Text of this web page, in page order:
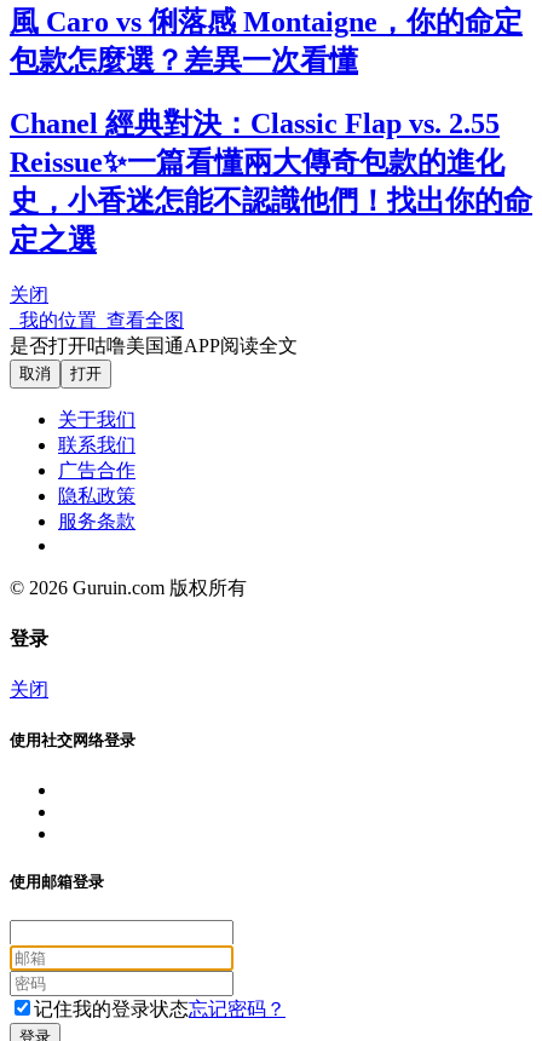
風 Caro vs 俐落感 Montaigne，你的命定
包款怎麼選？差異一次看懂
Chanel 經典對決：Classic Flap vs. 2.55
Reissue✨一篇看懂兩大傳奇包款的進化
史，小香迷怎能不認識他們！找出你的命
定之選
关闭
我的位置 查看全图
是否打开咕噜美国通APP阅读全文
取消 打开
关于我们
联系我们
广告合作
隐私政策
服务条款
© 2026 Guruin.com 版权所有
登录
关闭
使用社交网络登录
使用邮箱登录
记住我的登录状态忘记密码？